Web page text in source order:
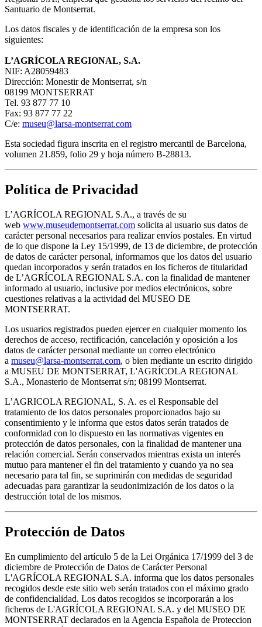
Santuario de Montserrat.
Los datos fiscales y de identificación de la empresa son los
siguientes:
L’AGRÍCOLA REGIONAL, S.A.
NIF: A28059483
Dirección: Monestir de Montserrat, s/n
08199 MONTSERRAT
Tel. 93 877 77 10
Fax: 93 877 77 22
C/e: museu@larsa-montserrat.com
Esta sociedad figura inscrita en el registro mercantil de Barcelona,
volumen 21.859, folio 29 y hoja número B-28813.
Política de Privacidad
L’AGRÍCOLA REGIONAL S.A., a través de su
web www.museudemontserrat.com solicita al usuario sus datos de
carácter personal necesarios para realizar envíos postales. En virtud
de lo que dispone la Ley 15/1999, de 13 de diciembre, de protección
de datos de carácter personal, informamos que los datos del usuario
quedan incorporados y serán tratados en los ficheros de titularidad
de L’AGRÍCOLA REGIONAL S.A. con la finalidad de mantener
informado al usuario, inclusive por medios electrónicos, sobre
cuestiones relativas a la actividad del MUSEO DE
MONTSERRAT.
Los usuarios registrados pueden ejercer en cualquier momento los
derechos de acceso, rectificación, cancelación y oposición a los
datos de carácter personal mediante un correo electrónico
a museu@larsa-montserrat.com, o bien mediante un escrito dirigido
a MUSEU DE MONTSERRAT, L'AGRÍCOLA REGIONAL
S.A., Monasterio de Montserrat s/n; 08199 Montserrat.
L’AGRICOLA REGIONAL, S. A. es el Responsable del
tratamiento de los datos personales proporcionados bajo su
consentimiento y le informa que estos datos serán tratados de
conformidad con lo dispuesto en las normativas vigentes en
protección de datos personales, con la finalidad de mantener una
relación comercial. Serán conservados mientras exista un interés
mutuo para mantener el fin del tratamiento y cuando ya no sea
necesario para tal fin, se suprimirán con medidas de seguridad
adecuadas para garantizar la seudonimización de los datos o la
destrucción total de los mismos.
Protección de Datos
En cumplimiento del artículo 5 de la Lei Orgánica 17/1999 del 3 de
diciembre de Protección de Datos de Carácter Personal
L'AGRÍCOLA REGIONAL S.A. informa que los datos personales
recogidos desde este sitio web serán tratados con el máximo grado
de confidencialidad. Los datos recogidos se incorporarán a los
ficheros de L'AGRÍCOLA REGIONAL S.A. y del MUSEO DE
MONTSERRAT declarados en la Agencia Española de Proteccion